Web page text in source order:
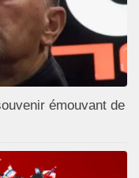
émouvant de